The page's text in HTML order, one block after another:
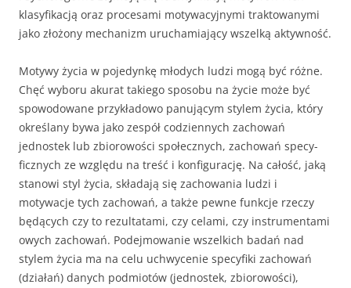
klasyfikacją oraz procesami motywacyjnymi traktowanymi
jako złożony mechanizm uruchamiający wszelką aktyw­ność.
Motywy życia w pojedynkę młodych ludzi mogą być różne.
Chęć wyboru akurat takiego sposobu na życie może być
spowodowane przykładowo panującym stylem ży­cia, który
określany bywa jako zespół codziennych zachowań
jednostek lub zbiorowości społecznych, zachowań specy­
ficznych ze względu na treść i konfigurację. Na całość, jaką
stanowi styl życia, składają się zachowa­nia ludzi i
motywacje tych zachowań, a także pewne funkcje rzeczy
będących czy to rezultatami, czy celami, czy instrumentami
owych zachowań. Podejmowanie wszelkich badań nad
stylem życia ma na celu uchwycenie specyfiki zachowań
(działań) danych podmiotów (jednostek, zbiorowości),